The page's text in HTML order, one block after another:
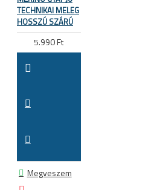
TECHNIKAI MELEG
HOSSZÚ SZÁRÚ
5.990 Ft
Megveszem